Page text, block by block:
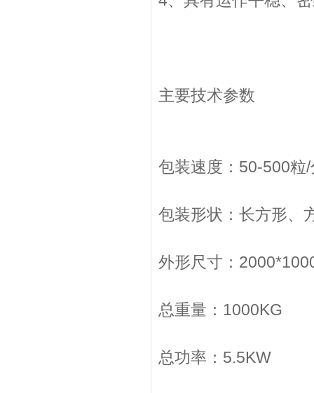
主要技术参数
包装速度：50-500粒/
包装形状：长方形、
外形尺寸：
总重量：1000KG
总功率：5.5KW